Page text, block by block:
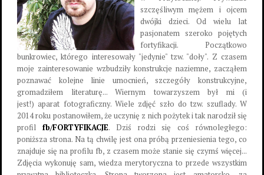
szczęśliwym mężem i ojcem
dwójki dzieci. Od wielu lat
pasjonatem szeroko pojętych
fortyfikacji. Początkowo
bunkrowiec, którego interesowały "jedynie" tzw. "doły". Z czasem
moje zainteresowanie wzbudziły konstrukcje naziemne, zacząłem
poznawać kolejne linie umocnień, szczegóły konstrukcyjne,
gromadziłem literaturę... Wiernym towarzyszem był mi (i
jest!) aparat fotograficzny. Wiele zdjęć szło do tzw. szuflady. W
2014 roku postanowiłem, że uczynię z nich pożytek i tak narodził się
profil fb/FORTYFIKACJE. Dziś rodzi się coś równoległego:
poniższa strona. Na tą chwilę jest ona próbą przeniesienia tego, co
znajduje się na profilu fb, z czasem może stanie się czymś więcej...
Zdjęcia wykonuję sam, wiedza merytoryczna to przede wszystkim